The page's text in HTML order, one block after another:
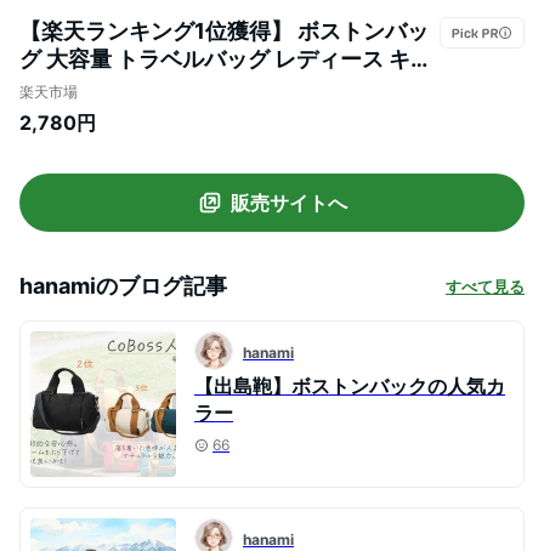
【楽天ランキング1位獲得】 ボストンバッ
グ 大容量 トラベルバッグ レディース キャ
リーオンバッグ メンズ 修学旅行 大きめ 旅
行用バッグ おしゃれ 旅行用 旅行バッグ 軽
日旅行 機内持ち込み 旅行かばん ボストン
バック 肩掛け
楽天市場
2,780円
販売サイトへ
hanamiのブログ記事 すべて見る
hanami
【出島鞄】ボストンバックの人気カ
ラー
66
hanami